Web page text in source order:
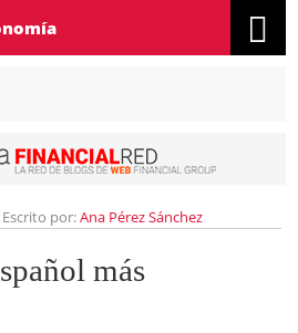
Escrito por:Ana Pérez Sánchez
más